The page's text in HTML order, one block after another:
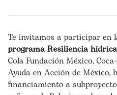
Te invitamos a participar en
programa Resiliencia hídrica
Cola Fundación México,
Ayuda en Acción de México,
financiamiento a